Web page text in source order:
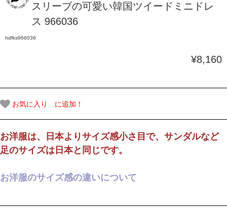
スリーブの可愛い韓国ツイードミニドレ
ス 966036
hdfks966036
¥8,160
お気に入り に追加！
お洋服は、日本よりサイズ感小さ目で、サンダルなど
足のサイズは日本と同じです。
お洋服のサイズ感の違いについて